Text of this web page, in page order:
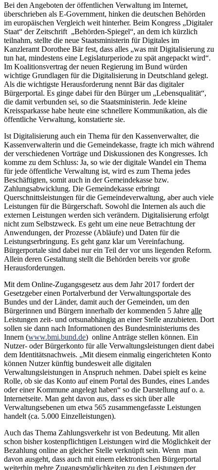
Bei den Angeboten der öffentlichen Verwaltung im Internet,
überschrieben als E-Government, hinken die deutschen Behörden
im europäischen Vergleich weit hinterher. Beim Kongress „Digitaler
Staat“ der Zeitschrift „Behörden-Spiegel“, an dem ich kürzlich
teilnahm, stellte die neue Staatsministerin für Digitales im
Kanzleramt Dorothee Bär fest, dass alles „was mit Digitalisierung zu
tun hat, mindestens eine Legislaturperiode zu spät angepackt wird“.
Im Koalitionsvertrag der neuen Regierung im Bund würden
wichtige Grundlagen für die Digitalisierung in Deutschland gelegt.
Als die wichtigste Herausforderung nennt Bär das digitaler
Bürgerportal. Es ginge dabei für den Bürger um „Lebensqualität“,
die damit verbunden sei, so die Staatsministerin. Jede kleine
Kreissparkasse habe heute eine schnellere Kommunikation, als die
öffentliche Verwaltung, konstatierte sie.
Ist Digitalisierung auch ein Thema für den Kassenverwalter, die
Kassenverwalterin und die Gemeindekasse, fragte ich mich während
der verschiedenen Vorträge und Diskussionen des Kongresses. Ich
komme zu dem Schluss: Ja, so wie der digitale Wandel ein Thema
für jede öffentliche Verwaltung ist, wird es zum Thema jedes
Beschäftigten, somit auch in der Gemeindekasse bzw.
Zahlungsabwicklung. Die Gemeindekasse erbringt
Querschnittsleistungen für die Gemeindeverwaltung, aber auch viele
Leistungen für die Bürgerschaft. Sowohl die Internen als auch die
externen Leistungen werden sich verändern. Digitalisierung erfolgt
nicht zum Selbstzweck. Es geht um eine neue Betrachtung der
Anwendungen, der Prozesse (Abläufe) und Daten für die
Leistungserbringung. Es geht ganz klar um Vereinfachung.
Bürgerportale sind dabei nur ein Teil der vor uns liegenden Reform.
Allein deren Gestaltung stellt die Behörden bereits vor große
Herausforderungen.
Mit dem Online-Zugangsgesetz aus dem Jahr 2017 fordert der
Gesetzgeber einen Portalverbund der Verwaltungsportale des
Bundes und der Länder, damit auch der Gemeinden, um den
Bürgerinnen und Bürgern innerhalb der kommenden 5 Jahre alle
Leistungen zeit- und ortsunabhängig an einer Stelle anzubieten. Dort
sollen sie dann nach Informationen des Bundesministeriums des
Innern (www.bmi.bund.de) online Anträge stellen können. Ein
Nutzer- oder Bürgerkonto für alle Verwaltungsleistungen dient dabei
dem Identitätsnachweis. „Mit diesem einmalig eingerichteten Konto
können Nutzer künftig bundesweit alle digitalen
Verwaltungsleistungen in Anspruch nehmen. Dabei spielt es keine
Rolle, ob sie das Konto auf einem Portal des Bundes, eines Landes
oder einer Kommune angelegt haben“ so die Darstellung auf o. a.
Internetseite. Man geht davon aus, dass es sich über alle
Verwaltungsebenen um etwa 565 zusammengefasste Leistungen
handelt (ca. 5.000 Einzelleistungen).
Auch das Thema Zahlungsverkehr ist von Bedeutung. Mit allen
schon bisher kostenpflichtigen Leistungen wird die Möglichkeit der
Bezahlung online an gleicher Stelle verknüpft sein. Wenn man
davon ausgeht, dass auch mit einem elektronischen Bürgerportal
weiterhin mehre Zugangsmöglichkeiten zu den Leistungen der